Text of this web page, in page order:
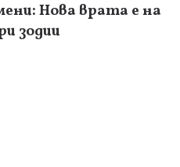
Нова врата е на
зодии